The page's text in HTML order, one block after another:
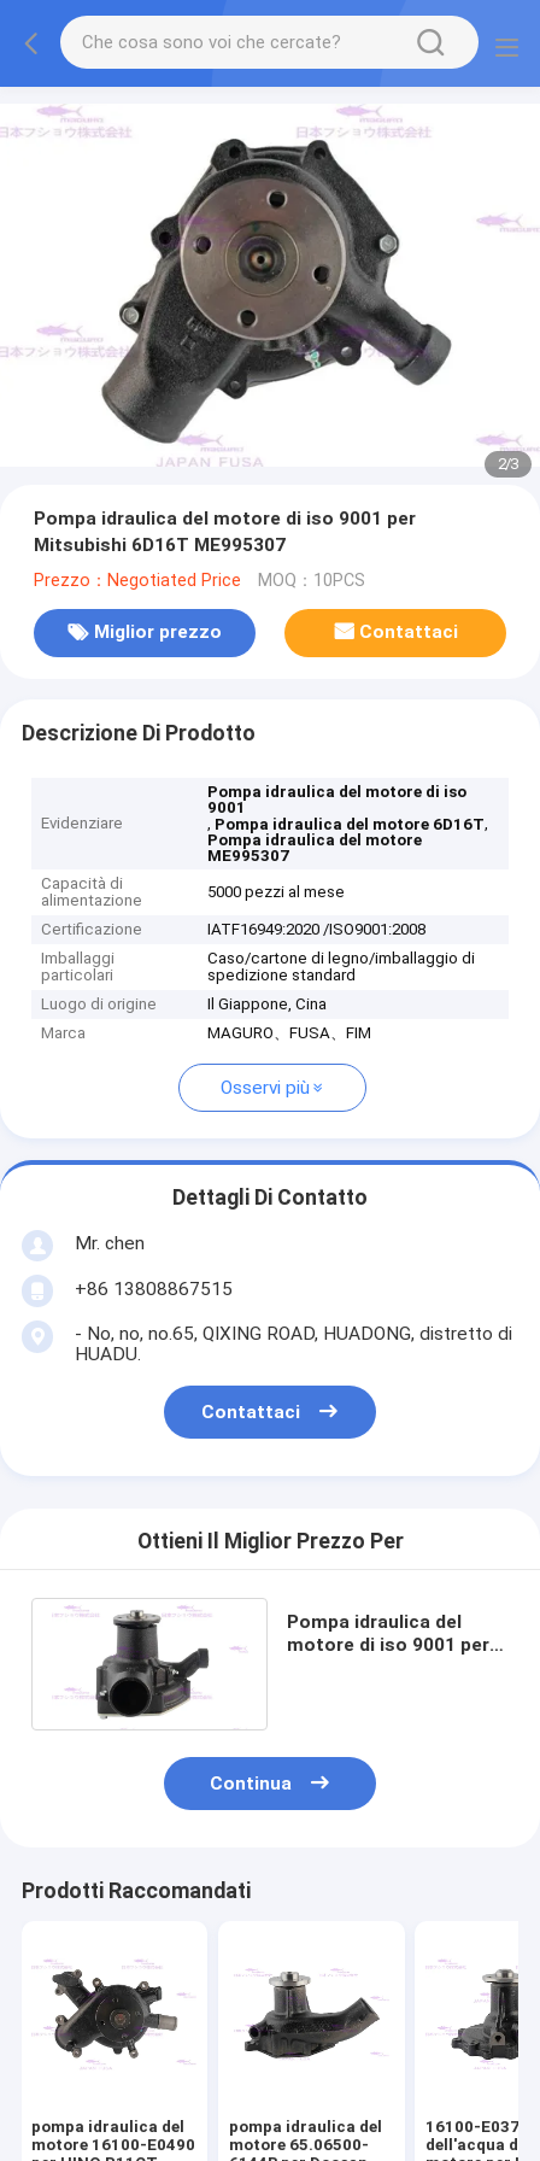
2/3
Pompa idraulica del motore di iso 9001 per
Mitsubishi 6D16T ME995307
Prezzo：Negotiated Price MOQ：10PCS
Miglior prezzo Contattaci
Descrizione Di Prodotto
Evidenziare
Pompa idraulica del motore di iso
9001
, Pompa idraulica del motore 6D16T,
Pompa idraulica del motore
ME995307
Capacità di
alimentazione
5000 pezzi al mese
Certificazione
IATF16949:2020 /ISO9001:2008
Imballaggi
particolari
Caso/cartone di legno/imballaggio di
spedizione standard
Luogo di origine
Il Giappone, Cina
Marca
MAGURO、FUSA、FIM
Osservi più
Dettagli Di Contatto
Mr. chen
+86 13808867515
- No, no, no.65, QIXING ROAD, HUADONG, distretto di
HUADU.
Contattaci
Ottieni Il Miglior Prezzo Per
Pompa idraulica del
motore di iso 9001 per
Continua
Prodotti Raccomandati
pompa idraulica del
motore 16100-E0490
pompa idraulica del
motore 65.06500-
16100-E0372
dell'acqua del